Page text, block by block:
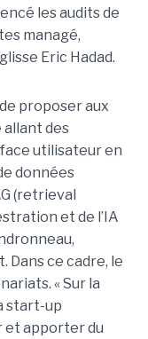
les audits de
managé,
Eric Hadad.
proposer aux
des
utilisateur en
données
(retrieval
et de l’IA
Dans ce cadre, le
« Sur la
start-up
et apporter du